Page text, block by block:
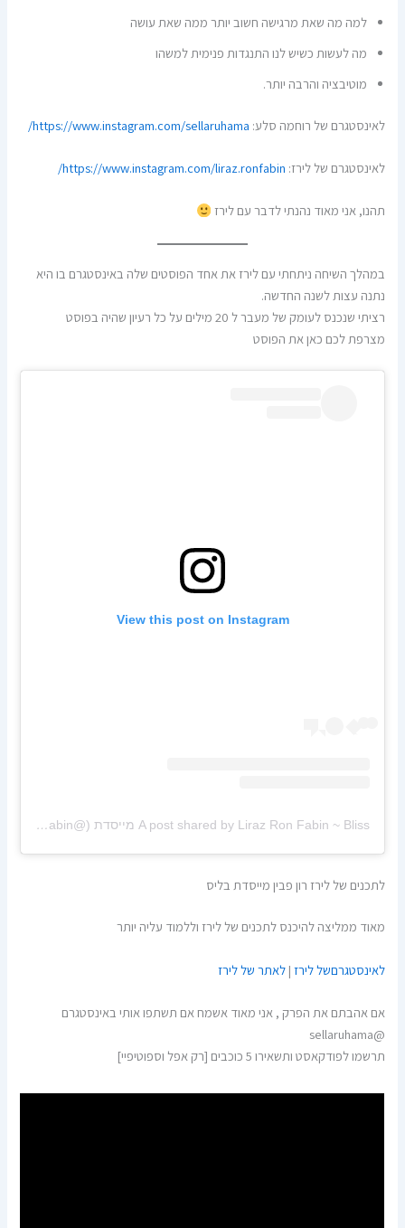
למה מה שאת מרגישה חשוב יותר ממה שאת עושה
מה לעשות כשיש לנו התנגדות פנימית למשהו
מוטיבציה והרבה יותר.
לאינסטגרם של רוחמה סלע: https://www.instagram.com/sellaruhama/
לאינסטגרם של לירז: https://www.instagram.com/liraz.ronfabin/
תהנו, אני מאוד נהנתי לדבר עם לירז
במהלך השיחה ניתחתי עם לירז את אחד הפוסטים שלה באינסטגרם בו היא
נתנה עצות לשנה החדשה.
רציתי שנכנס לעומק של מעבר ל 20 מילים על כל רעיון שהיה בפוסט
מצרפת לכם כאן את הפוסט
View this post on Instagram
A post shared by Liraz Ron Fabin ~ Bliss מייסדת (@liraz.ronfabin)
לתכנים של לירז רון פבין מייסדת בליס
מאוד ממליצה להיכנס לתכנים של לירז וללמוד עליה יותר
לאינסטגרםשל לירז |לאתר של לירז
אם אהבתם את הפרק , אני מאוד אשמח אם תשתפו אותי באינסטגרם
@sellaruhama
תרשמו לפודקאסט ותשאירו 5 כוכבים [רק אפל וספוטיפיי]